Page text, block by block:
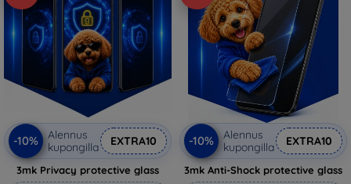
-10%
Alennus
kupongilla
EXTRA10
3mk Privacy protective glass
-10%
Alennus
kupongilla
EXTRA10
3mk Anti-Shock protective glass